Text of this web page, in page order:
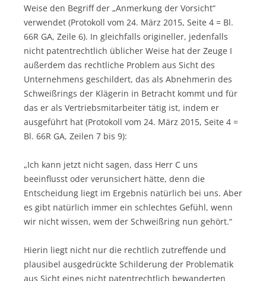
Weise den Begriff der „Anmerkung der Vorsicht“
verwendet (Protokoll vom 24. März 2015, Seite 4 = Bl.
66R GA, Zeile 6). In gleichfalls origineller, jedenfalls
nicht patentrechtlich üblicher Weise hat der Zeuge I
außerdem das rechtliche Problem aus Sicht des
Unternehmens geschildert, das als Abnehmerin des
Schweißrings der Klägerin in Betracht kommt und für
das er als Vertriebsmitarbeiter tätig ist, indem er
ausgeführt hat (Protokoll vom 24. März 2015, Seite 4 =
Bl. 66R GA, Zeilen 7 bis 9):
„Ich kann jetzt nicht sagen, dass Herr C uns
beeinflusst oder verunsichert hätte, denn die
Entscheidung liegt im Ergebnis natürlich bei uns. Aber
es gibt natürlich immer ein schlechtes Gefühl, wenn
wir nicht wissen, wem der Schweißring nun gehört.“
Hierin liegt nicht nur die rechtlich zutreffende und
plausibel ausgedrückte Schilderung der Problematik
aus Sicht eines nicht patentrechtlich bewanderten